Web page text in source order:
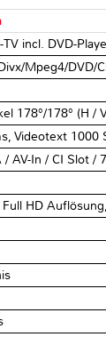
incl. DVD-
Mpeg4/DVD/
178°/178° (H /
Videotext 1000
/ AV-In / CI Slot /
HD